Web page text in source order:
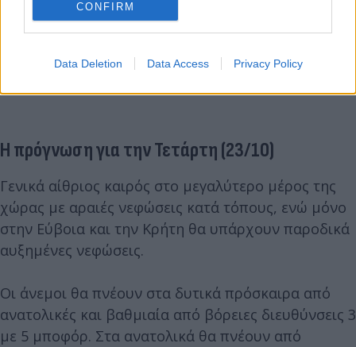
CONFIRM
Data Deletion Data Access Privacy Policy
Η πρόγνωση για την Τετάρτη (23/10)
Γενικά αίθριος καιρός στο μεγαλύτερο μέρος της
χώρας με αραιές νεφώσεις κατά τόπους, ενώ μόνο
στην Εύβοια και την Κρήτη θα υπάρχουν παροδικά
αυξημένες νεφώσεις.
Οι άνεμοι θα πνέουν στα δυτικά πρόσκαιρα από
ανατολικές και βαθμιαία από βόρειες διευθύνσεις 3
με 5 μποφόρ. Στα ανατολικά θα πνέουν από